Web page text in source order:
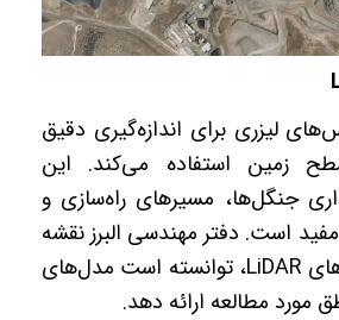
لیزری برای اندازه‌گیری دقیق
زمین استفاده می‌کند. این
جنگل‌ها، مسیرهای راه‌سازی و
است. دفتر مهندسی البرز نقشه
، توانسته است مدل‌های
مورد مطالعه ارائه دهد.